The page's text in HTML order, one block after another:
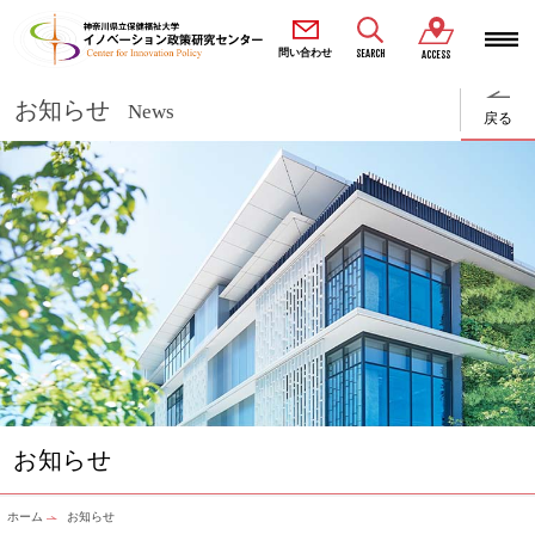
問い合わせ SEARCH ACCESS
お知らせ News 戻る
お知らせ
ホーム お知らせ